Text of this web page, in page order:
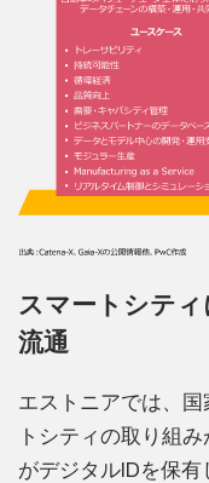
スマートシテ
流通
エストニアでは、
トシティの取り組
がデジタルIDを保